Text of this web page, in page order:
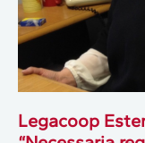
Legacoop